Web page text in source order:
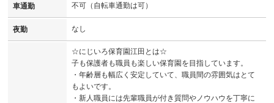
車通勤 不可（自転車通勤は可）
夜勤 なし
☆にじいろ保育園江田とは☆
子も保護者も職員も楽しい保育園を目指しています。
・年齢層も幅広く安定していて、職員間の雰囲気はとて
もよいです。
・新人職員には先輩職員が付き質問やノウハウを丁寧に